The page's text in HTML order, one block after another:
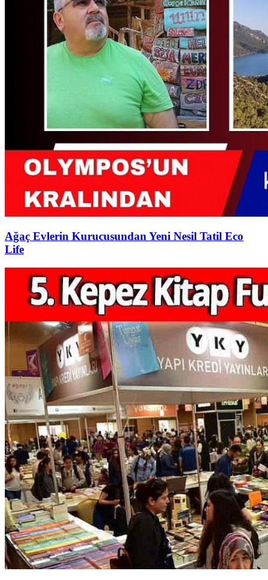
Ağaç Evlerin Kurucusundan Yeni Nesil Tatil Eco
Life